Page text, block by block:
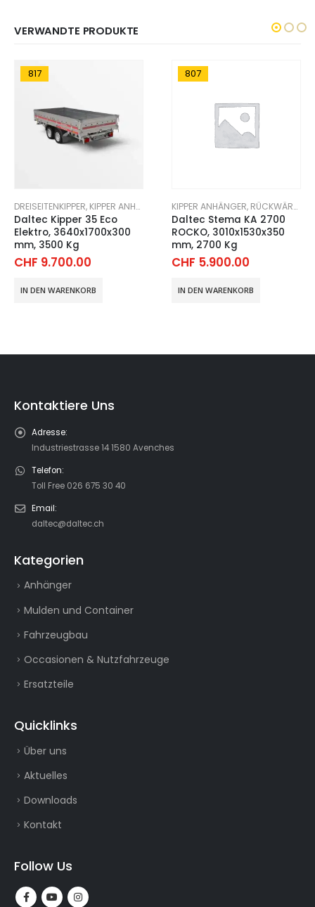
VERWANDTE PRODUKTE
817
DREISEITENKIPPER, KIPPER ANHÄNGER
Daltec Kipper 35 Eco
Elektro, 3640x1700x300
mm, 3500 Kg
CHF 9.700.00
IN DEN WARENKORB
807
KIPPER ANHÄNGER, RÜCKWÄRTSKIPPER
Daltec Stema KA 2700
ROCKO, 3010x1530x350
mm, 2700 Kg
CHF 5.900.00
IN DEN WARENKORB
Kontaktiere Uns
Adresse:
Industriestrasse 14 1580 Avenches
Telefon:
Toll Free 026 675 30 40
Email:
daltec@daltec.ch
Kategorien
Anhänger
Mulden und Container
Fahrzeugbau
Occasionen & Nutzfahrzeuge
Ersatzteile
Quicklinks
Über uns
Aktuelles
Downloads
Kontakt
Follow Us